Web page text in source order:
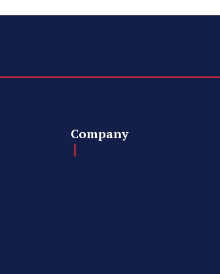
Company